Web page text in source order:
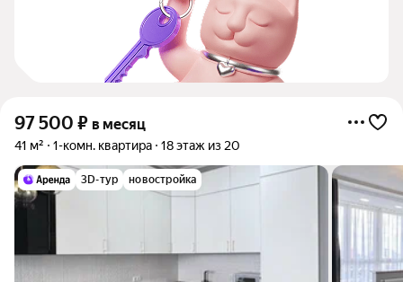
97 500 ₽ в месяц
41 м² 1-комн. квартира 18 этаж из 20
3D-тур новостройка